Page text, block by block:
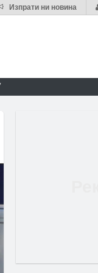
Изпрати ни новина